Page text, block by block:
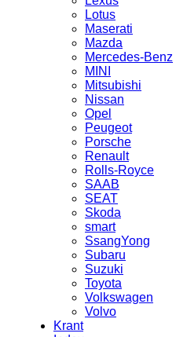
Lotus
Maserati
Mazda
Mercedes-Benz
MINI
Mitsubishi
Nissan
Opel
Peugeot
Porsche
Renault
Rolls-Royce
SAAB
SEAT
Skoda
smart
SsangYong
Subaru
Suzuki
Toyota
Volkswagen
Volvo
Krant